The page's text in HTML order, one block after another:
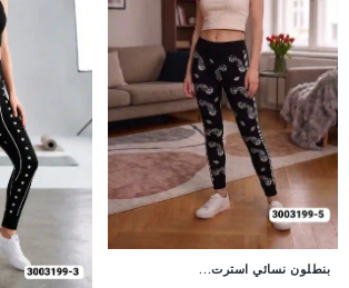
بنطلون نسائي استرت...